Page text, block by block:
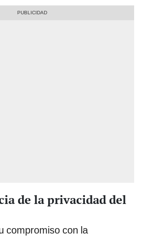
de la privacidad del
compromiso con la